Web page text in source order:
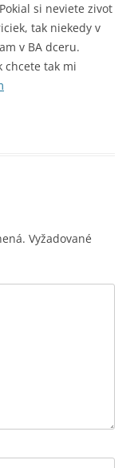
si neviete zivot
tak niekedy v
v BA dceru.
chcete tak mi
Vyžadované